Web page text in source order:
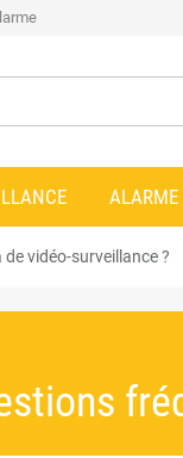
ALARME
vidéo-surveillance ?